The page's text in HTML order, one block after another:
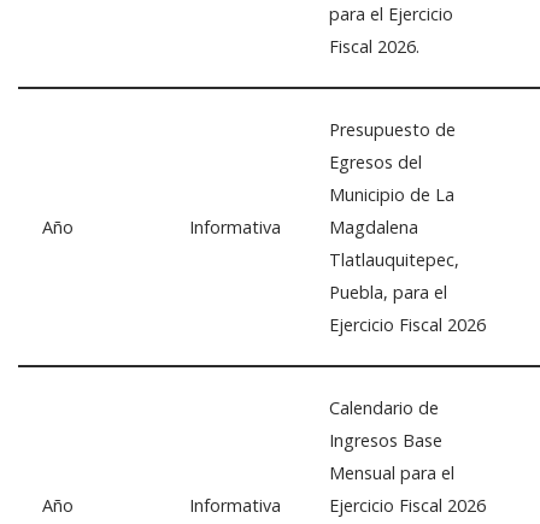
para el Ejercicio
Fiscal 2026.
Año Informativa
Presupuesto de
Egresos del
Municipio de La
Magdalena
Tlatlauquitepec,
Puebla, para el
Ejercicio Fiscal 2026
Año Informativa
Calendario de
Ingresos Base
Mensual para el
Ejercicio Fiscal 2026